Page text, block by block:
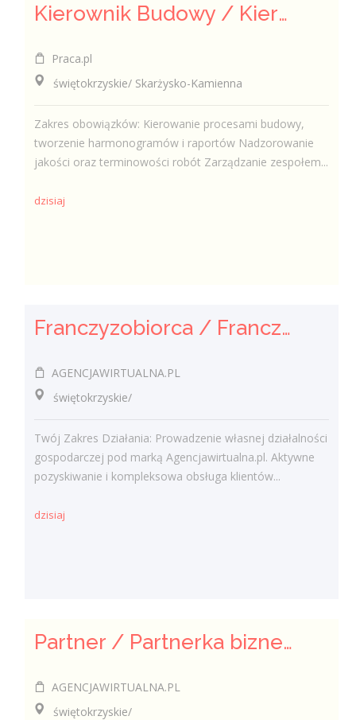
Kierownik Budowy / Kierowniczka Budowy
Praca.pl
świętokrzyskie/ Skarżysko-Kamienna
Zakres obowiązków: Kierowanie procesami budowy,
tworzenie harmonogramów i raportów Nadzorowanie
jakości oraz terminowości robót Zarządzanie zespołem...
dzisiaj
Franczyzobiorca / Franczyzobiorczyni Agencji Marketingowej
AGENCJAWIRTUALNA.PL
świętokrzyskie/
Twój Zakres Działania: Prowadzenie własnej działalności
gospodarczej pod marką Agencjawirtualna.pl. Aktywne
pozyskiwanie i kompleksowa obsługa klientów...
dzisiaj
Partner / Partnerka biznesowa – agencja marketingu internetowego (model franczyzowy)
AGENCJAWIRTUALNA.PL
świętokrzyskie/